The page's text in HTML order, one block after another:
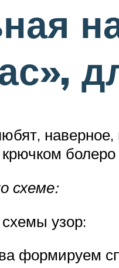
схеме:
узор:
формируем